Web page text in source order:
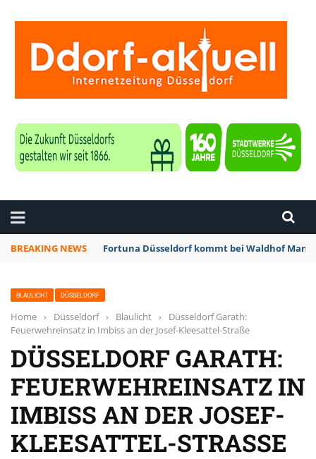
BREAKING NEWS Fortuna Düsseldorf kommt bei Waldhof
BLAULICHT DÜSSELDORF
Home › Düsseldorf › Blaulicht ›
Düsseldorf Garath:
Feuerwehreinsatz in Imbiss an der Josef-Kleesattel-Straße
DÜSSELDORF GARATH:
FEUERWEHREINSATZ IN
IMBISS AN DER JOSEF-
KLEESATTEL-STRASSE